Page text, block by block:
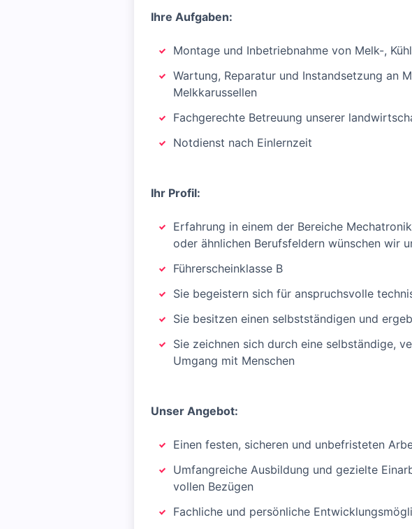
Ihre Aufgaben:
Montage und Inbetriebnahme von Melk-,
Wartung, Reparatur und Instandsetzung an
Melkkarussellen
Fachgerechte Betreuung unserer
Notdienst nach Einlernzeit
Ihr Profil:
Erfahrung in einem der Bereiche
oder ähnlichen Berufsfeldern wünschen wir
Führerscheinklasse B
Sie begeistern sich für anspruchsvolle
Sie besitzen einen selbstständigen und
Sie zeichnen sich durch eine selbständige,
Umgang mit Menschen
Unser Angebot:
Einen festen, sicheren und unbefristeten
Umfangreiche Ausbildung und gezielte
vollen Bezügen
Fachliche und persönliche